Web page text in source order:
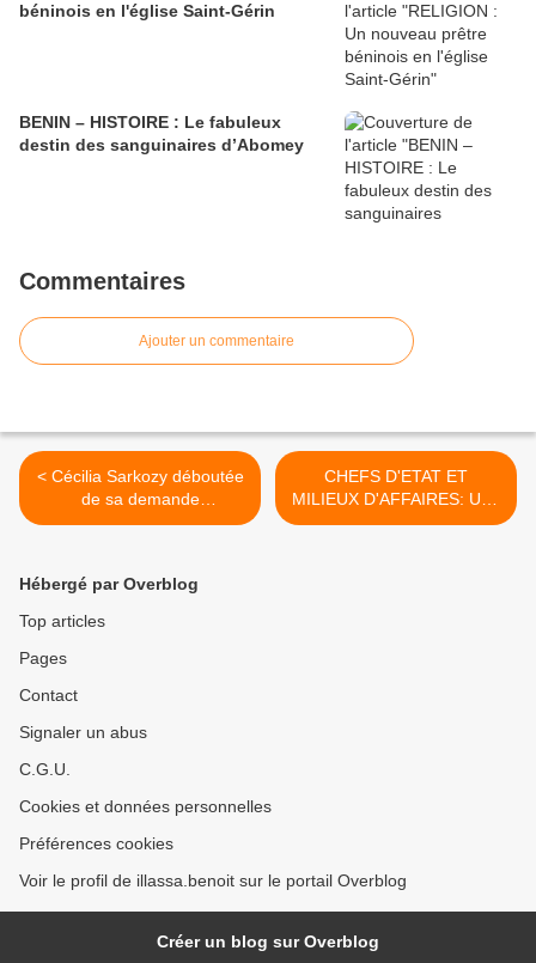
béninois en l'église Saint-Gérin
BENIN – HISTOIRE : Le fabuleux
destin des sanguinaires d’Abomey
Commentaires
Ajouter un commentaire
< Cécilia Sarkozy déboutée
de sa demande
d'interdiction du livre d'Anna
CHEFS D'ETAT ET
MILIEUX D'AFFAIRES: Une
collusion mortelle pour
Hébergé par Overblog
Top articles
Pages
Contact
Signaler un abus
C.G.U.
Cookies et données personnelles
Préférences cookies
Voir le profil de illassa.benoit sur le portail Overblog
Créer un blog sur Overblog